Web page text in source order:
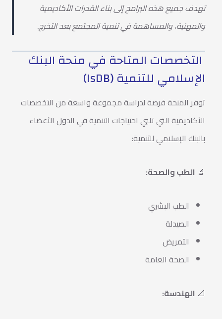
تهدف جميع هذه البرامج إلى بناء القدرات الأكاديمية
والمهنية، والمساهمة في تنمية المجتمع بعد التخرج.
التخصصات المتاحة في منحة البنك
الإسلامي للتنمية (IsDB)
توفر المنحة فرصة لدراسة مجموعة واسعة من التخصصات
الأكاديمية التي تلبي احتياجات التنمية في الدول الأعضاء
بالبنك الإسلامي للتنمية:
🔬 الطب والصحة:
الطب البشري
الصيدلة
التمريض
الصحة العامة
📐 الهندسة: